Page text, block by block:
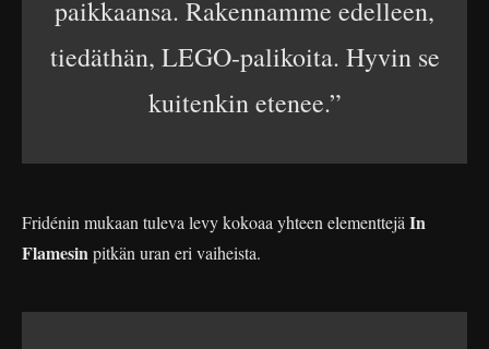
paikkaansa. Rakennamme edelleen,
tiedäthän, LEGO-palikoita. Hyvin se
kuitenkin etenee.”
Fridénin mukaan tuleva levy kokoaa yhteen elementtejä In
Flamesin pitkän uran eri vaiheista.